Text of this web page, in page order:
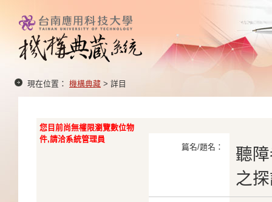
現在位置： 機構典藏 > 詳目
您目前尚無權限瀏覽數位物
件,請洽系統管理員
篇名/題名：
聽
之